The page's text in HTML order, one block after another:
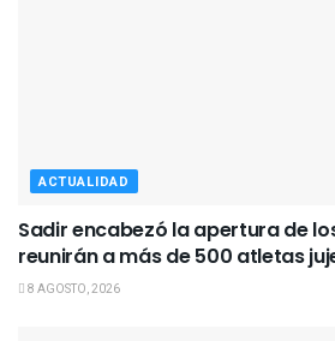
ACTUALIDAD
Sadir encabezó la apertura de
reunirán a más de 500 atletas
8 AGOSTO, 2026